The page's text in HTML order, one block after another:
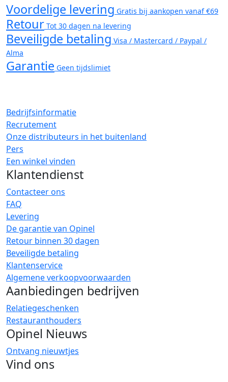
Voordelige levering Gratis bij aankopen vanaf €69
Retour Tot 30 dagen na levering
Beveiligde betaling Visa / Mastercard / Paypal /
Alma
Garantie Geen tijdslimiet
Bedrijfsinformatie
Recrutement
Onze distributeurs in het buitenland
Pers
Een winkel vinden
Klantendienst
Contacteer ons
FAQ
Levering
De garantie van Opinel
Retour binnen 30 dagen
Beveiligde betaling
Klantenservice
Algemene verkoopvoorwaarden
Aanbiedingen bedrijven
Relatiegeschenken
Restauranthouders
Opinel Nieuws
Ontvang nieuwtjes
Vind ons